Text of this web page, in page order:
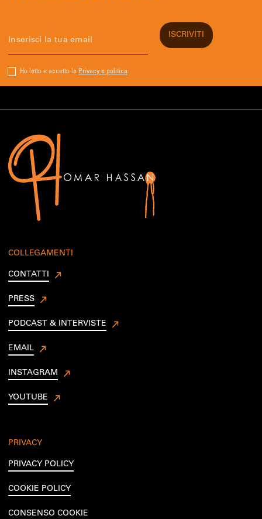
Ho letto e accetto la Privacy e politica
COLLEGAMENTI
CONTATTI
PRESS
PODCAST & INTERVISTE
EMAIL
INSTAGRAM
YOUTUBE
PRIVACY
PRIVACY POLICY
COOKIE POLICY
CONSENSO COOKIE